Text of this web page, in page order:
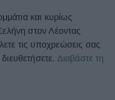
και κυρίως
στον Λέοντας
τις υποχρεώσεις σας
Διαβάστε τη